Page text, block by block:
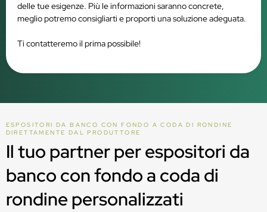
delle tue esigenze. Più le informazioni saranno concrete,
meglio potremo consigliarti e proporti una soluzione adeguata.
Ti contatteremo il prima possibile!
ESPOSITORI DA BANCO CON FONDO A CODA DI RONDINE
DIRETTAMENTE DAL PRODUTTORE
Il tuo partner per espositori da
banco con fondo a coda di
rondine personalizzati